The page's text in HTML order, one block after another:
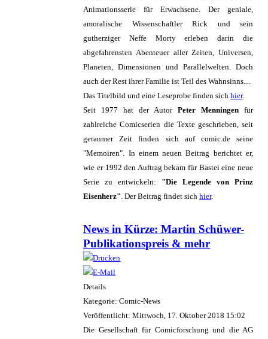
Animationsserie für Erwachsene. Der geniale,
amoralische Wissenschaftler Rick und sein
gutherziger Neffe Morty erleben darin die
abgefahrensten Abenteuer aller Zeiten, Universen,
Planeten, Dimensionen und Parallelwelten. Doch
auch der Rest ihrer Familie ist Teil des Wahnsinns....
Das Titelbild und eine Leseprobe finden sichhier.
Seit 1977 hat der AutorPeter Menningen für
zahlreiche Comicserien die Texte geschrieben, seit
geraumer Zeit finden sich auf comic.de seine
"Memoiren". In einem neuen Beitrag berichtet er,
wie er 1992 den Auftrag bekam für Bastei eine neue
Serie zu entwickeln: "Die Legende von Prinz
Eisenherz" . Der Beitrag findet sichhier.
News in Kürze: Martin Schüwer-
Publikationspreis & mehr
Details
Kategorie: Comic-News
Veröffentlicht: Mittwoch, 17. Oktober 2018 15:02
Die Gesellschaft für Comicforschung und die AG